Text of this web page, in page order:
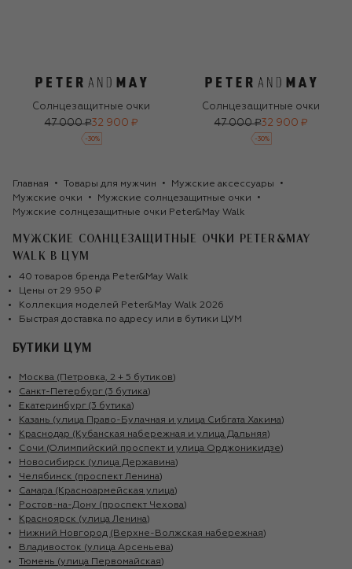
Солнцезащитные очки
47 000 ₽32 900 ₽
-30%
Солнцезащитные очки
47 000 ₽32 900 ₽
-30%
Главная Товары для мужчин
Мужские аксессуары
Мужские очки
Мужские солнцезащитные очки
Мужские солнцезащитные очки Peter&May Walk
МУЖСКИЕ СОЛНЦЕЗАЩИТНЫЕ ОЧКИ PETER&MAY
WALK
В ЦУМ
40 товаров бренда Peter&May Walk
Цены от 29 950 ₽
Коллекция моделей Peter&May Walk 2026
Быстрая доставка по адресу или в бутики ЦУМ
БУТИКИ ЦУМ
Москва (Петровка, 2 + 5 бутиков)
Санкт-Петербург (3 бутика)
Екатеринбург (3 бутика)
Казань (улица Право-Булачная и улица Сибгата Хакима)
Краснодар (Кубанская набережная и улица Дальняя)
Сочи (Олимпийский проспект и улица Орджоникидзе)
Новосибирск (улица Державина)
Челябинск (проспект Ленина)
Самара (Красноармейская улица)
Ростов-на-Дону (проспект Чехова)
Красноярск (улица Ленина)
Нижний Новгород (Верхне-Волжская набережная)
Владивосток (улица Арсеньева)
Тюмень (улица Первомайская)